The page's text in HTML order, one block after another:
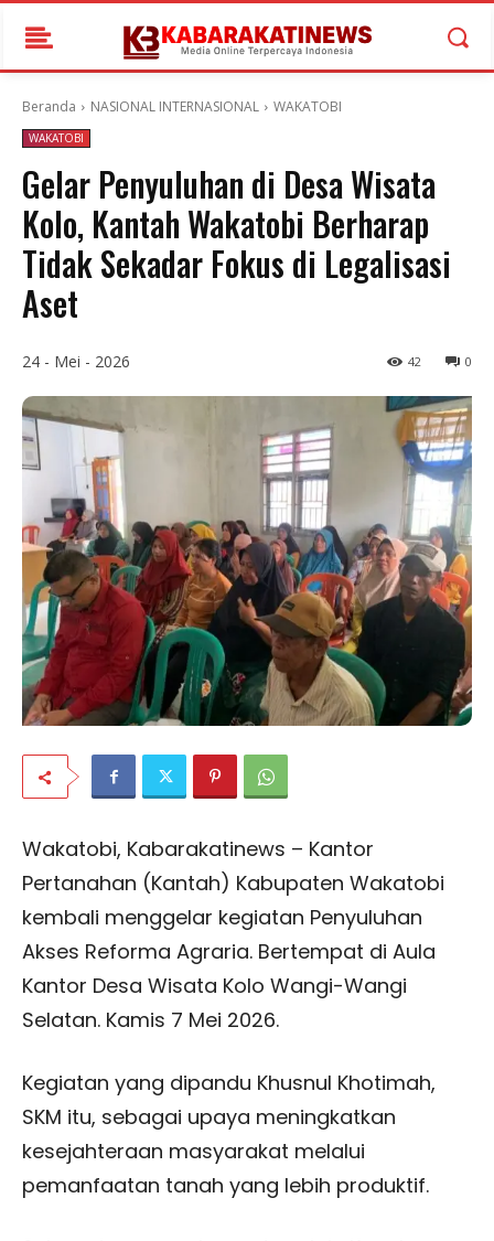
Beranda NASIONAL INTERNASIONAL WAKATOBI
WAKATOBI
Gelar Penyuluhan di Desa Wisata
Kolo, Kantah Wakatobi Berharap
Tidak Sekadar Fokus di Legalisasi
Aset
24 - Mei - 2026 0
42
Wakatobi, Kabarakatinews – Kantor
Pertanahan (Kantah) Kabupaten Wakatobi
kembali menggelar kegiatan Penyuluhan
Akses Reforma Agraria. Bertempat di Aula
Kantor Desa Wisata Kolo Wangi-Wangi
Selatan. Kamis 7 Mei 2026.
Kegiatan yang dipandu Khusnul Khotimah,
SKM itu, sebagai upaya meningkatkan
kesejahteraan masyarakat melalui
pemanfaatan tanah yang lebih produktif.